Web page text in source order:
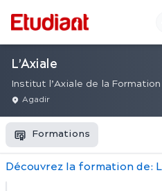
L’Axiale
Institut l’Axiale de la
Agadir
Formations
Découvrez la formation de: